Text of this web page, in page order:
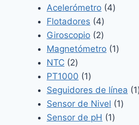
productos
Acelerómetro 44
Flotadores 44
productos
Giroscopio 22
productos
Magnetómetro 11
NTC 22
productos
PT1000 11
producto
Seguidores de línea 1
Sensor de Nivel 11
Sensor de pH 11